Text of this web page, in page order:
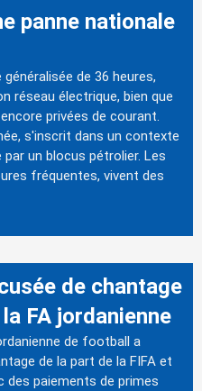
panne nationale
de 36 heures,
réseau électrique, bien que
privées de courant.
s'inscrit dans un contexte
un blocus pétrolier. Les
fréquentes, vivent des
de chantage
FA jordanienne
de football a
de la part de la FIFA et
des paiements de primes